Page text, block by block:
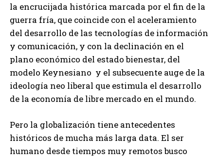
la encrucijada histórica marcada por el fin de la
guerra fría, que coincide con el aceleramiento
del desarrollo de las tecnologías de información
y comunicación, y con la declinación en el
plano económico del estado bienestar, del
modelo Keynesiano y el subsecuente auge de la
ideología neo liberal que estimula el desarrollo
de la economía de libre mercado en el mundo.
Pero la globalización tiene antecedentes
históricos de mucha más larga data. El ser
humano desde tiempos muy remotos busco